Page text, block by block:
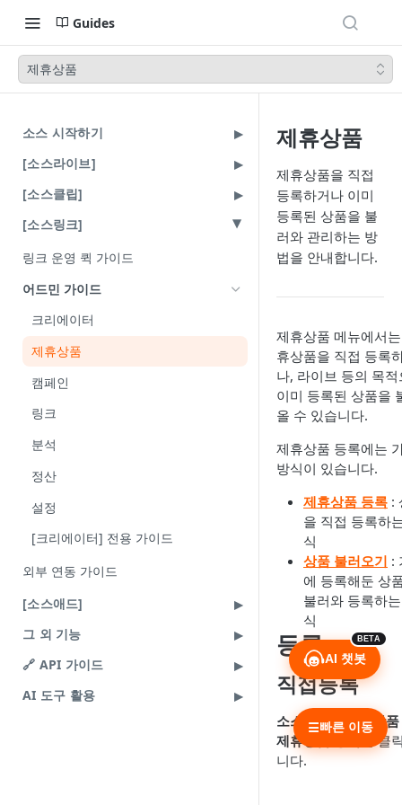
Guides
제휴상품
소스 시작하기
[소스라이브]
[소스클립]
[소스링크]
링크 운영 퀵 가이드
어드민 가이드
크리에이터
제휴상품
캠페인
링크
분석
정산
설정
[크리에이터] 전용 가이드
외부 연동 가이드
[소스애드]
그 외 기능
🔗 API 가이드
AI 도구 활용
제휴상품
제휴상품을 직접
등록하거나 이미
등록된 상품을 불
러와 관리하는 방
법을 안내합니다.
제휴상품 메뉴에서
휴상품을 직접 등록
나, 라이브 등의 목
이미 등록된 상품을
올 수 있습니다.
제휴상품 등록에는
방식이 있습니다.
제휴상품 등록 :
을 직접 등록하
식
상품 불러오기 :
에 등록해둔 상
불러와 등록하
식
등록
직접등록
소스링크 > 제휴상품
제휴상품 등록
을 클
니다.
☰빠른 이동
BETA
AI 챗봇